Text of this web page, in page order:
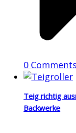
0 Comments
Teig richtig
Backwerke